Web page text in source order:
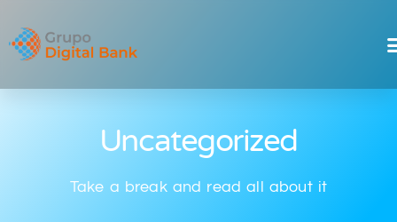
Uncategorized
Take a break and read all about it